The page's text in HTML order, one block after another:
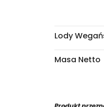
Lody
Masa Netto